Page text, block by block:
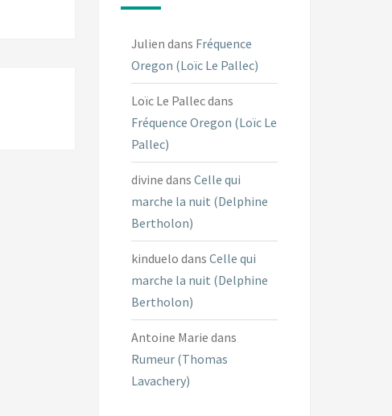
Julien dans Fréquence
Oregon (Loïc Le Pallec)
Loïc Le Pallecdans
Fréquence Oregon (Loïc Le
Pallec)
divine dans Celle qui
marche la nuit (Delphine
Bertholon)
kinduelo dans Celle qui
marche la nuit (Delphine
Bertholon)
Antoine Marie dans
Rumeur (Thomas
Lavachery)